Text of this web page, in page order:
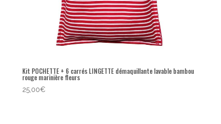
Kit POCHETTE + 6 carrés LINGETTE démaquillante lavable bambou
rouge marinière fleurs
25,00€